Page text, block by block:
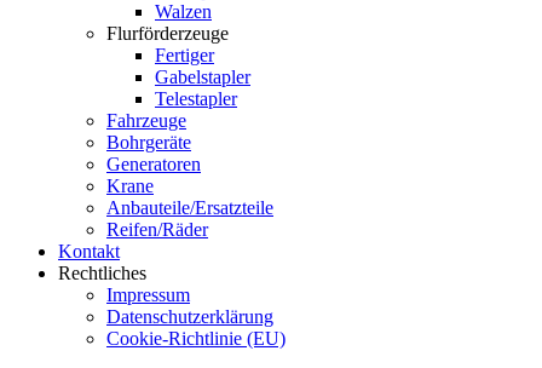
Walzen
Flurförderzeuge
Fertiger
Gabelstapler
Telestapler
Fahrzeuge
Bohrgeräte
Generatoren
Krane
Anbauteile/Ersatzteile
Reifen/Räder
Kontakt
Rechtliches
Impressum
Datenschutzerklärung
Cookie-Richtlinie (EU)